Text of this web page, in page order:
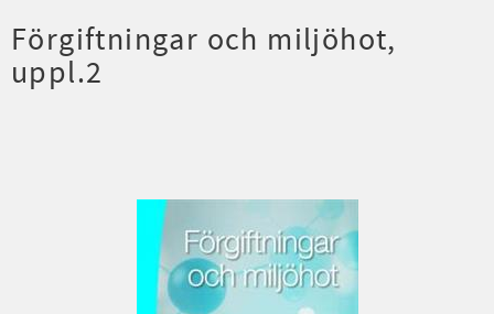
Förgiftningar och miljöhot,
uppl.2